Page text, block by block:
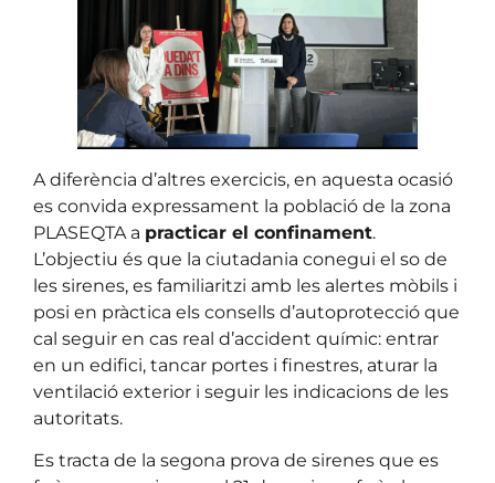
A diferència d’altres exercicis, en aquesta ocasió
es convida expressament la població de la zona
PLASEQTA a practicar el confinament.
L’objectiu és que la ciutadania conegui el so de
les sirenes, es familiaritzi amb les alertes mòbils i
posi en pràctica els consells d’autoprotecció que
cal seguir en cas real d’accident químic: entrar
en un edifici, tancar portes i finestres, aturar la
ventilació exterior i seguir les indicacions de les
autoritats.
Es tracta de la segona prova de sirenes que es